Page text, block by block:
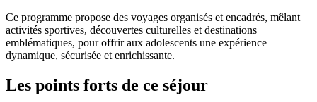
Ce programme propose des voyages organisés et encadrés, mêlant
activités sportives, découvertes culturelles et destinations
emblématiques, pour offrir aux adolescents une expérience
dynamique, sécurisée et enrichissante.
Les points forts de ce séjour